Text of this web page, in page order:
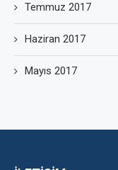
Temmuz 2017
Haziran 2017
Mayıs 2017